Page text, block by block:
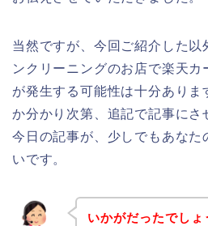
当然ですが、今回ご紹介した以
ンクリーニングのお店で楽天カ
が発生する可能性は十分ありま
か分かり次第、追記で記事にさ
今日の記事が、少しでもあなた
いです。
いかがだったでし